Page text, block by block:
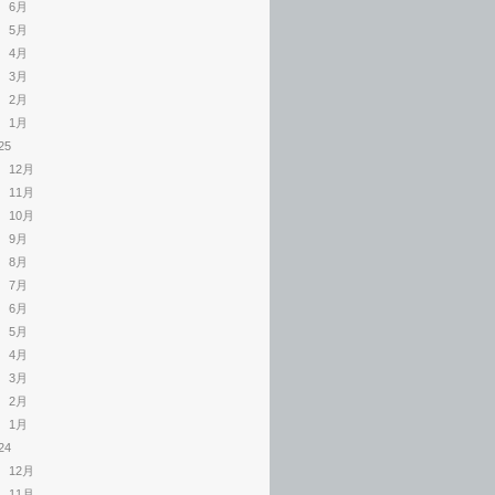
6月
5月
4月
3月
2月
1月
12月
11月
10月
9月
8月
7月
6月
5月
4月
3月
2月
1月
12月